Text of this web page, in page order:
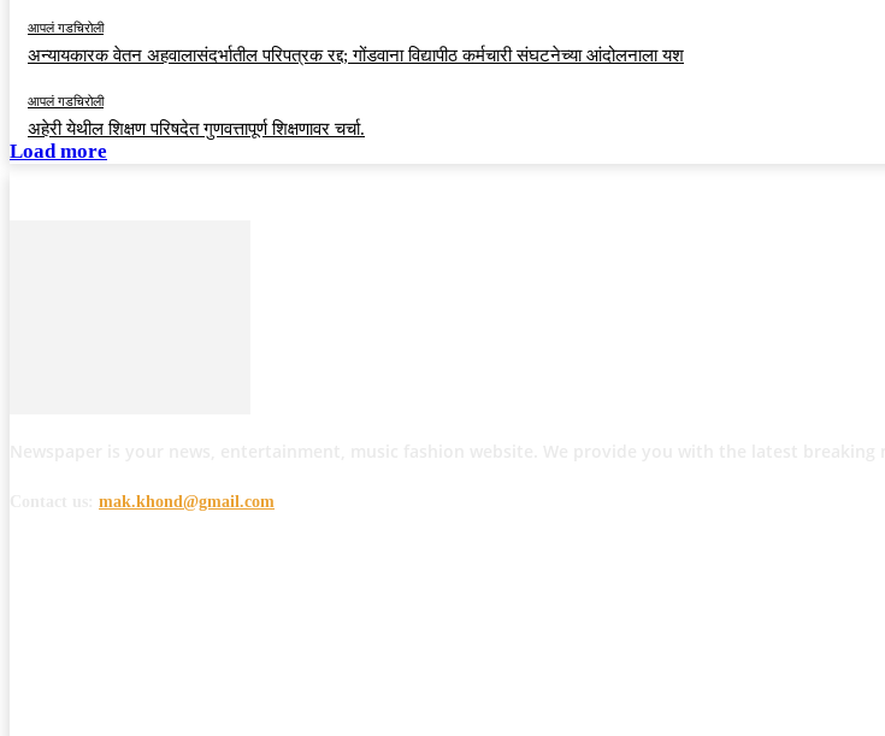
आपलं गडचिरोली
अन्यायकारक वेतन अहवालासंदर्भातील परिपत्रक रद्द; गोंडवाना विद्यापीठ कर्मचारी संघटनेच्या आंदोलनाला यश
आपलं गडचिरोली
अहेरी येथील शिक्षण परिषदेत गुणवत्तापूर्ण शिक्षणावर चर्चा.
Load more
mak.khond@gmail.com